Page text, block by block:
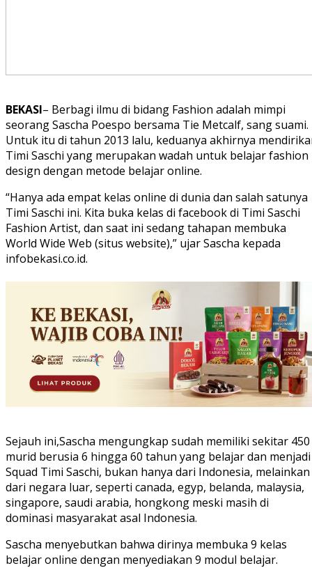
BEKASI– Berbagi ilmu di bidang Fashion adalah mimpi
seorang Sascha Poespo bersama Tie Metcalf, sang suami.
Untuk itu di tahun 2013 lalu, keduanya akhirnya
Timi Saschi yang merupakan wadah untuk belajar fashion
design dengan metode belajar online.
“Hanya ada empat kelas online di dunia dan salah satunya
Timi Saschi ini. Kita buka kelas di facebook di Timi Saschi
Fashion Artist, dan saat ini sedang tahapan membuka
World Wide Web (situs website),” ujar Sascha kepada
infobekasi.co.id.
Sejauh ini,Sascha mengungkap sudah memiliki sekitar 450
murid berusia 6 hingga 60 tahun yang belajar dan menjadi
Squad Timi Saschi, bukan hanya dari Indonesia, melainkan
dari negara luar, seperti canada, egyp, belanda, malaysia,
singapore, saudi arabia, hongkong meski masih di
dominasi masyarakat asal Indonesia.
Sascha menyebutkan bahwa dirinya membuka 9 kelas
belajar online dengan menyediakan 9 modul belajar.